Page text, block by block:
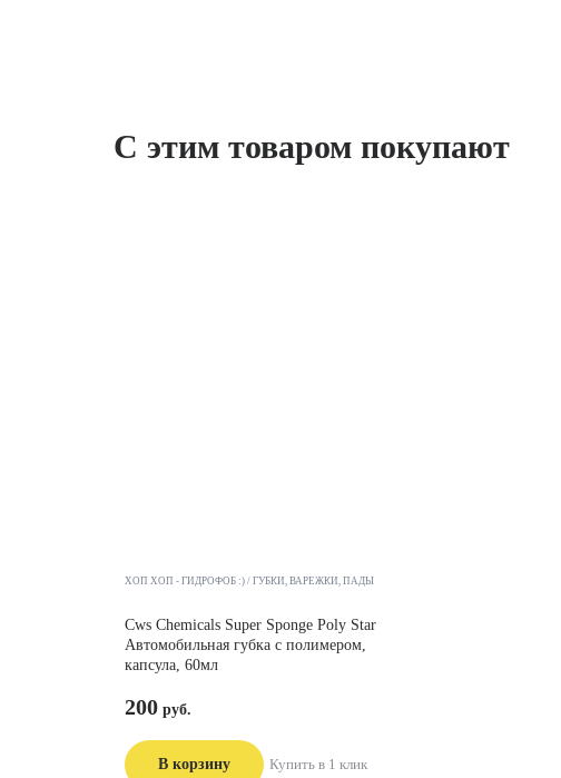
С этим товаром покупают
ХОП ХОП - ГИДРОФОБ :) ГУБКИ, ВАРЕЖКИ, ПАДЫ
Cws Chemicals Super Sponge Poly Star
Автомобильная губка с полимером,
капсула, 60мл
200
В корзину Купить в 1 клик